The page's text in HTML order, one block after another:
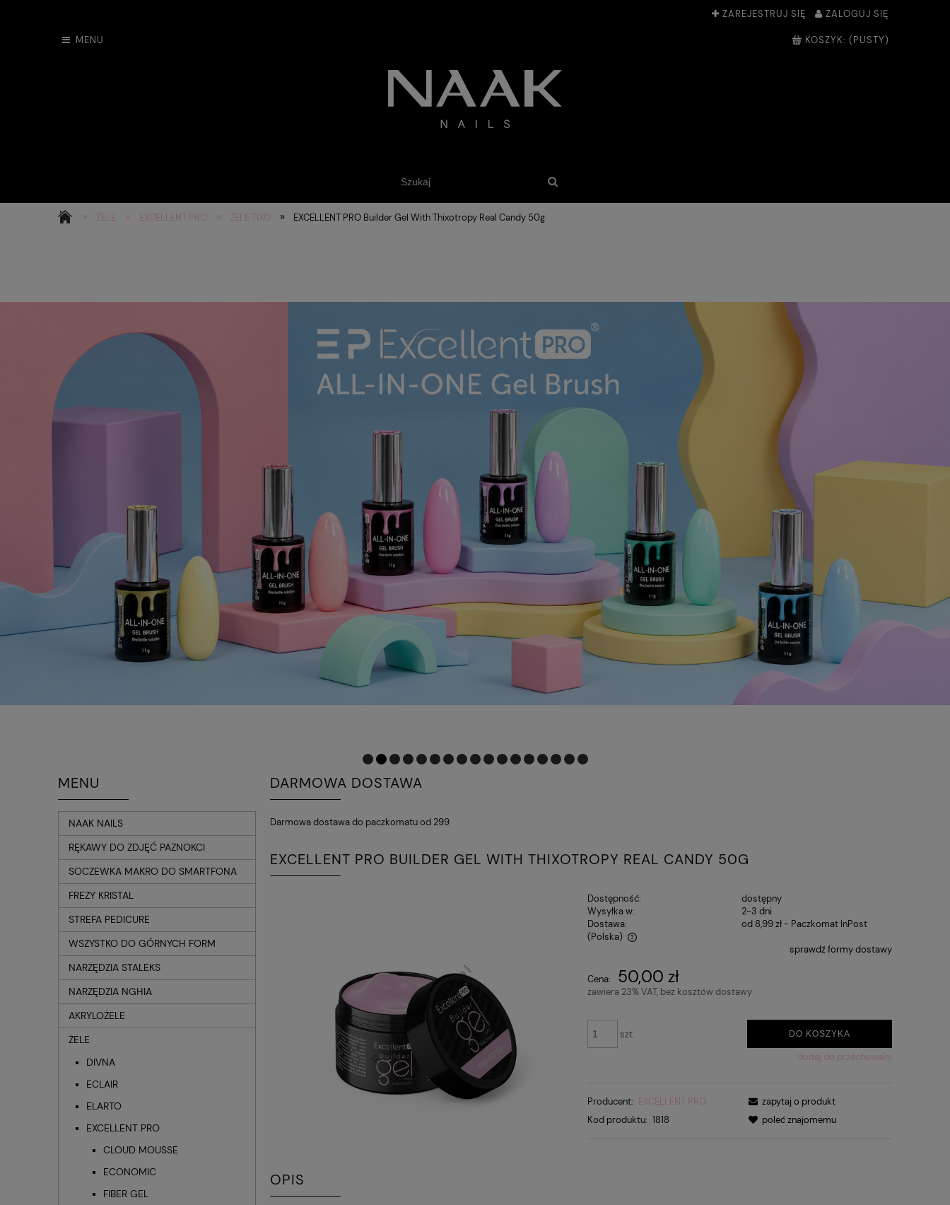
ZAREJESTRUJ SIĘ ZALOGUJ SIĘ
MENU KOSZYK: (PUSTY)
» ŻELE » EXCELLENT PRO » ŻELE TIXO » EXCELLENT PRO Builder Gel With Thixotropy Real Candy 50g
MENU
NAAK NAILS
RĘKAWY DO ZDJĘĆ PAZNOKCI
SOCZEWKA MAKRO DO SMARTFONA
FREZY KRISTAL
STREFA PEDICURE
WSZYSTKO DO GÓRNYCH FORM
NARZĘDZIA STALEKS
NARZĘDZIA NGHIA
AKRYLOŻELE
ŻELE
DIVNA
ECLAIR
ELARTO
EXCELLENT PRO
CLOUD MOUSSE
ECONOMIC
FIBER GEL
DARMOWA DOSTAWA
Darmowa dostawa do paczkomatu od 299
EXCELLENT PRO BUILDER GEL WITH THIXOTROPY REAL CANDY 50G
Dostępność:
dostępny
Wysyłka w:
2-3 dni
Dostawa:
od 8,99 zł- Paczkomat InPost
(Polska)
Cena nie zawiera ewentualnych kosztów
płatności
sprawdź formy dostawy
Cena: 50,00 zł
zawiera 23% VAT, bez kosztów dostawy
szt. DO KOSZYKA
dodaj do przechowalni
Producent: EXCELLENT PRO
Kod produktu: 1818
zapytaj o produkt
poleć znajomemu
OPIS